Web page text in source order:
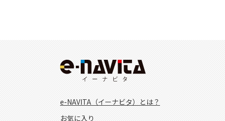
e-NAVITA（イーナビタ）とは？
お気に入り